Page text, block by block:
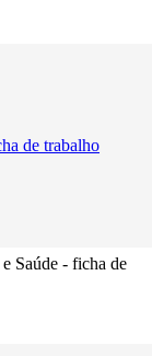
de trabalho
Saúde - ficha de